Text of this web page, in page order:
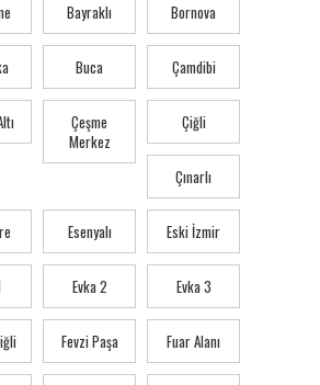
Bayraklı Bornova
Buca Çamdibi
Çeşme
Merkez
Çiğli
Çınarlı
Esenyalı Eski İzmir
Evka 2 Evka 3
Fevzi Paşa Fuar Alanı